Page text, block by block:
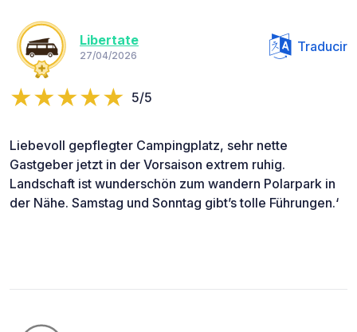
Libertate
27/04/2026
Traducir
5/5
Liebevoll gepflegter Campingplatz, sehr nette
Gastgeber jetzt in der Vorsaison extrem ruhig.
Landschaft ist wunderschön zum wandern Polarpark in
der Nähe. Samstag und Sonntag gibt’s tolle Führungen.‘